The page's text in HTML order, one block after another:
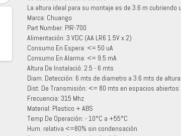
La altura ideal para su montaje es de 3.6 m cubriendo
Marca: Chuango
Part Number: PIR-700
Alimentación: 3 VDC (AA LR6 1.5V x 2)
Consumo En Espera: <= 50 uA
Consumo En Alarma: <= 9.5 mA
Altura De Instalació: 2.5 - 6 mts
Diam. Detección: 6 mts de diametro a 3.6 mts de altura
Dist. De Transmisión: <= 80 mts en espacios abiertos
Frecuencia: 315 Mhz
Material: Plastico + ABS
Temp De Operación: - 10°C a +55°C
Hum. relativa <=80% sin condensación